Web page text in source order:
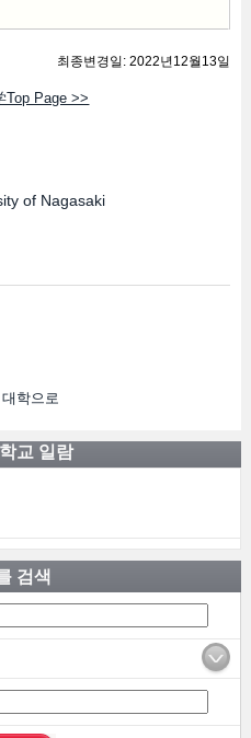
최종변경일: 2022년12월13일
Top Page >>
of Nagasaki
학으로
교 일람
검색